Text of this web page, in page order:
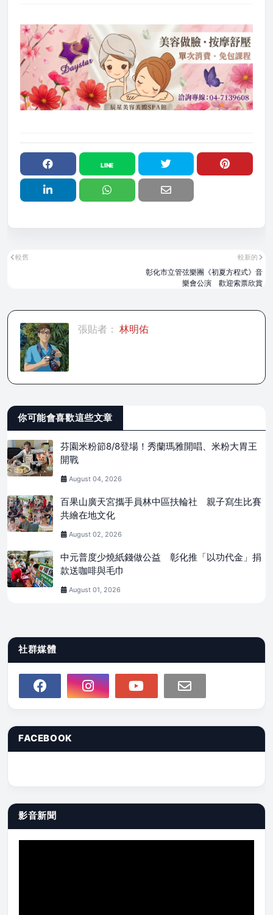
較新的
彰化市立管弦樂團《初夏方程式》音
樂會公演 歡迎索票欣賞
較舊
張貼者： 林明佑
你可能會喜歡這些文章
芬園米粉節8/8登場！秀蘭瑪雅開唱、米粉大胃王
開戰
August 04, 2026
百果山廣天宮攜手員林中區扶輪社 親子寫生比賽
共繪在地文化
August 02, 2026
中元普度少燒紙錢做公益 彰化推「以功代金」捐
款送咖啡與毛巾
August 01, 2026
社群媒體
FACEBOOK
影音新聞